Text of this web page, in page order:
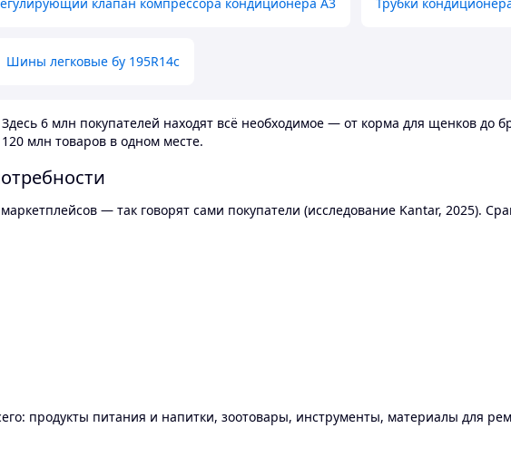
клапан компрессора кондиционера А3 Трубки
Шины легковые бу 195R14c
6 млн покупателей находят всё необходимое — от корма для щенков до
млн товаров в одном месте.
— так говорят сами покупатели (исследование Kantar, 2025).
продукты питания и напитки, зоотовары, инструменты, материалы для